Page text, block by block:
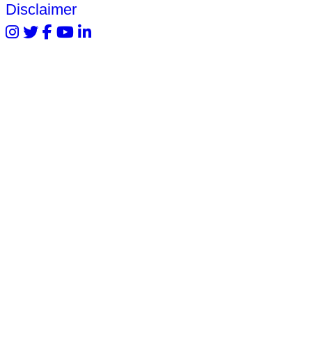
Disclaimer